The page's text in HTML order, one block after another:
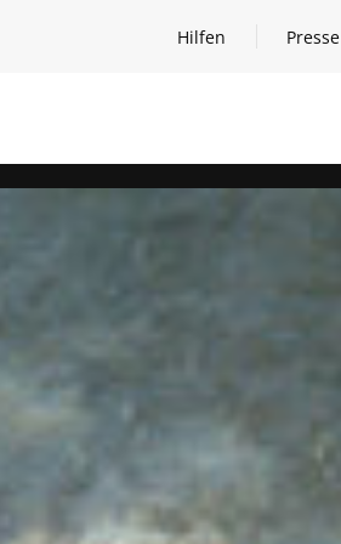
Hilfen
Hilfen öffnen Presse